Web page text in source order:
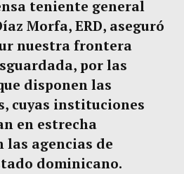
teniente general
Morfa, ERD, aseguró
nuestra frontera
por las
disponen las
cuyas instituciones
en estrecha
las agencias de
dominicano.